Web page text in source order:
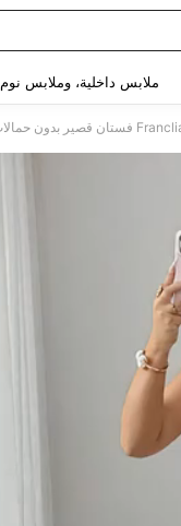
ملابس داخلية، وملابس نوم